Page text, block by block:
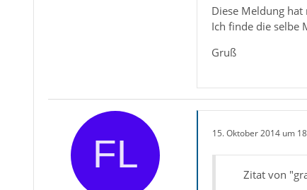
Diese Meldung
Ich finde die selbe
Gruß
15. Oktober 2014 um
Zitat von